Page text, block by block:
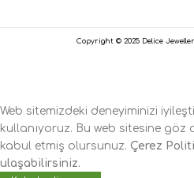
Copyright © 2025 Delice
Web sitemizdeki deneyiminizi
kullanıyoruz. Bu web sitesine göz
kabul etmiş olursunuz. Çerez
ulaşabilirsiniz.